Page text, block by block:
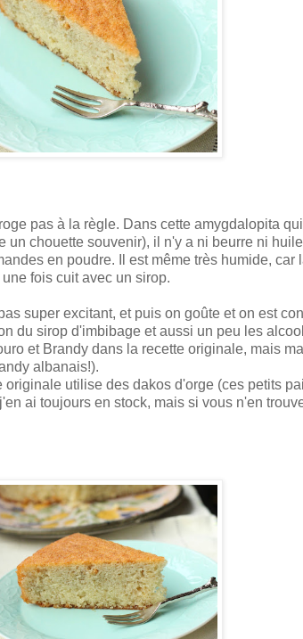
pas à la règle. Dans cette amygdalopita
chouette souvenir), il n'y a ni beurre ni
en poudre. Il est même très humide,
fois cuit avec un sirop.
super excitant, et puis on goûte et on est
du sirop d'imbibage et aussi un peu les
et Brandy dans la recette originale, mais
albanais!).
utilise des dakos d'orge (ces petits
ai toujours en stock, mais si vous n'en